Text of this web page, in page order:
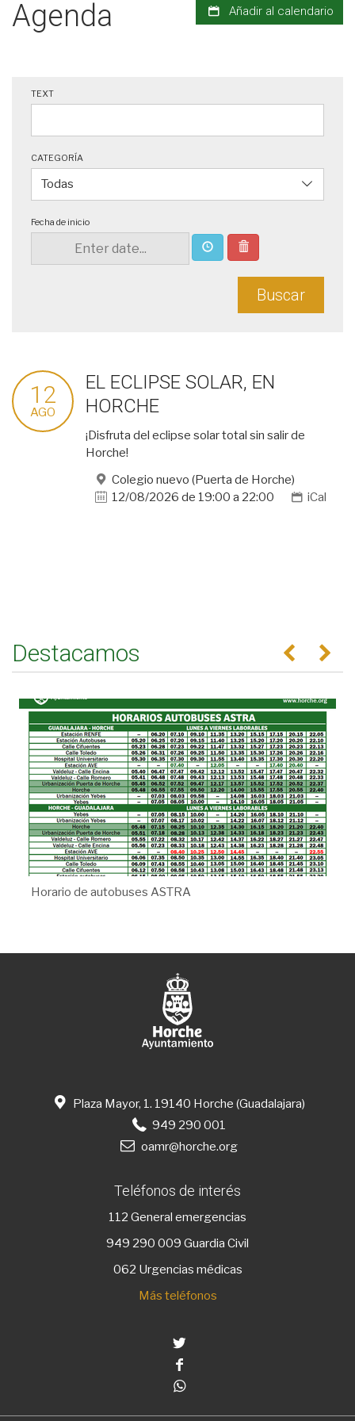
Agenda Añadir al calendario
TEXT
CATEGORÍA
Fecha de inicio
Buscar
12
AGO
EL ECLIPSE SOLAR, EN
HORCHE
¡Disfruta del eclipse solar total sin salir de
Horche!
Colegio nuevo (Puerta de Horche)
12/08/2026 de 19:00 a 22:00 iCal
Destacamos Anterior
Horario de autobuses ASTRA
Plaza Mayor, 1. 19140 Horche (Guadalajara)
949 290 001
oamr@horche.org
Teléfonos de interés
112 General emergencias
949 290 009 Guardia Civil
062 Urgencias médicas
Más teléfonos